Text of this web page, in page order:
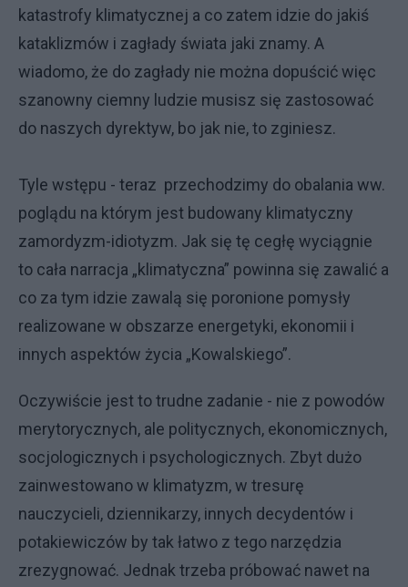
katastrofy klimatycznej a co zatem idzie do jakiś
kataklizmów i zagłady świata jaki znamy. A
wiadomo, że do zagłady nie można dopuścić więc
szanowny ciemny ludzie musisz się zastosować
do naszych dyrektyw, bo jak nie, to zginiesz.
Tyle wstępu - teraz przechodzimy do obalania ww.
poglądu na którym jest budowany klimatyczny
zamordyzm-idiotyzm. Jak się tę cegłę wyciągnie
to cała narracja „klimatyczna” powinna się zawalić a
co za tym idzie zawalą się poronione pomysły
realizowane w obszarze energetyki, ekonomii i
innych aspektów życia „Kowalskiego”.
Oczywiście jest to trudne zadanie - nie z powodów
merytorycznych, ale politycznych, ekonomicznych,
socjologicznych i psychologicznych. Zbyt dużo
zainwestowano w klimatyzm, w tresurę
nauczycieli, dziennikarzy, innych decydentów i
potakiewiczów by tak łatwo z tego narzędzia
zrezygnować. Jednak trzeba próbować nawet na